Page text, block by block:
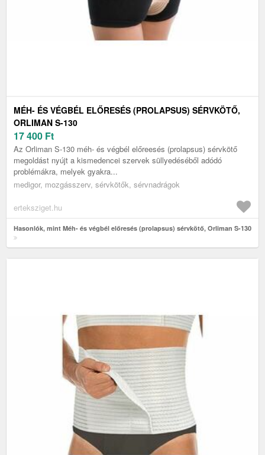
MÉH- ÉS VÉGBÉL ELŐRESÉS (PROLAPSUS) SÉRVKÖTŐ,
ORLIMAN S-130
17 400 Ft
Az Orliman S-130 méh- és végbél előreesés (prolapsus) sérvkötő
megoldást nyújt a kismedencei szervek süllyedéséből adódó
problémákra, melyek gyakra...
medigor, mozgásszerv, sérvkötők, sérvnadrágok
erteksziget.hu
Hasonlók, mint Méh- és végbél előresés (prolapsus) sérvkötő, Orliman S-130